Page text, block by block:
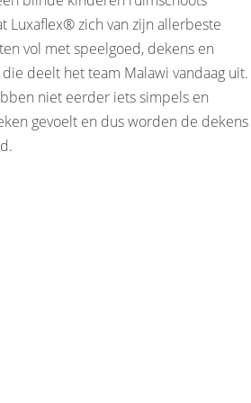
Luxaflex® zich van zijn allerbeste
vol met speelgoed, dekens en
deelt het team Malawi vandaag uit.
niet eerder iets simpels en
gevoelt en dus worden de dekens